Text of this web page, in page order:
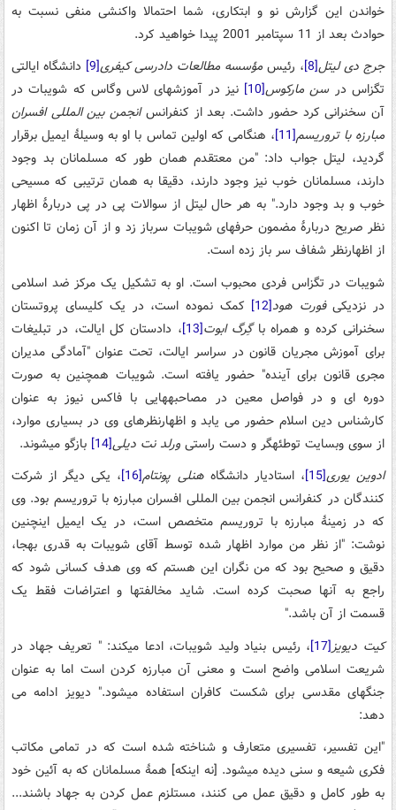
خواندن این گزارش نو و ابتکاری، شما احتمالا واکنشی منفی نسبت به
حوادث بعد از 11 سپتامبر 2001 پیدا خواهید کرد.
جرج دی لیتل[8] ، رئیس مؤسسه مطالعات دادرسی کیفری[9]
دانشگاه ایالتی
تگزاس در سن مارکوس[10]
نیز در آموزش­های لاس وگاس که شویبات در
آن سخنرانی کرد حضور داشت. بعد از کنفرانسانجمن بین المللی افسران
مبارزه با تروریسم[11]
، هنگامی که اولین تماس با او به وسیلۀ ایمیل برقرار
گردید، لیتل جواب داد: "من معتقدم همان طور که مسلمانان بد وجود
دارند، مسلمانان خوب نیز وجود دارند، دقیقا به همان ترتیبی که مسیحی
خوب و بد وجود دارد." به هر حال لیتل از سوالات پی در پی دربارۀ اظهار
نظر صریح دربارۀ مضمون حرف­های شویبات سرباز زد و از آن زمان تا اکنون
از اظهار­نظر شفاف سر باز زده است.
شویبات در تگزاس فردی محبوب است. او به تشکیل یک مرکز ضد اسلامی
در نزدیکیفورت هود[12]
کمک نموده است، در یک کلیسای پروتستان
سخنرانی کرده و همراه باگِرگ ابوت[13]
، دادستان کل ایالت، در تبلیغات
برای آموزش مجریان قانون در سراسر ایالت، تحت عنوان "آمادگی مدیران
مجری قانون برای آینده" حضور یافته است. شویبات همچنین به صورت
دوره ای و در فواصل معین در مصاحبه­هایی با فاکس نیوز به عنوان
کارشناس دین اسلام حضور می یابد و اظهارنظرهای وی در بسیاری موارد،
از سوی وبسایت توطئه­گر و دست راستی ورلد نت دیلی[14]
بازگو می­شوند.
ادوین یوری[15] ، استادیار دانشگاههنلی پونتام[16]
، یکی دیگر از شرکت
کنندگان در کنفرانس انجمن بین المللی افسران مبارزه با تروریسم بود. وی
که در زمینۀ مبارزه با تروریسم متخصص است، در یک ایمیل اینچنین
نوشت: "از نظر من موارد اظهار شده توسط آقای شویبات به قدری به­جا،
دقیق و صحیح بود که من نگران این هستم که وی هدف کسانی شود که
راجع به آنها صحبت کرده است. شاید مخالفت­ها و اعتراضات فقط یک
قسمت از آن باشد."
کیت دیویز[17]
، رئیس بنیاد ولید شویبات، ادعا می­کند: " تعریف جهاد در
شریعت اسلامی واضح است و معنی آن مبارزه کردن است اما به عنوان
جنگ­های مقدسی برای شکست کافران استفاده می­شود." دیویز ادامه می
دهد:
"این تفسیر، تفسیری متعارف و شناخته شده­ است که در تمامی مکاتب
فکری شیعه و سنی دیده می­شود. [نه اینکه] همۀ مسلمانان که به آئین خود
به طور کامل و دقیق عمل می کنند، مستلزم عمل کردن به جهاد باشند...